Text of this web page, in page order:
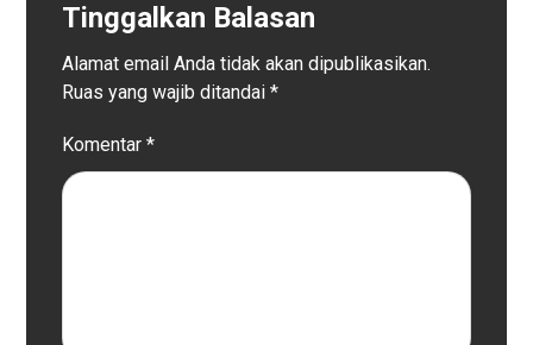
Tinggalkan Balasan
Alamat email Anda tidak akan dipublikasikan.
Ruas yang wajib ditandai*
Komentar*